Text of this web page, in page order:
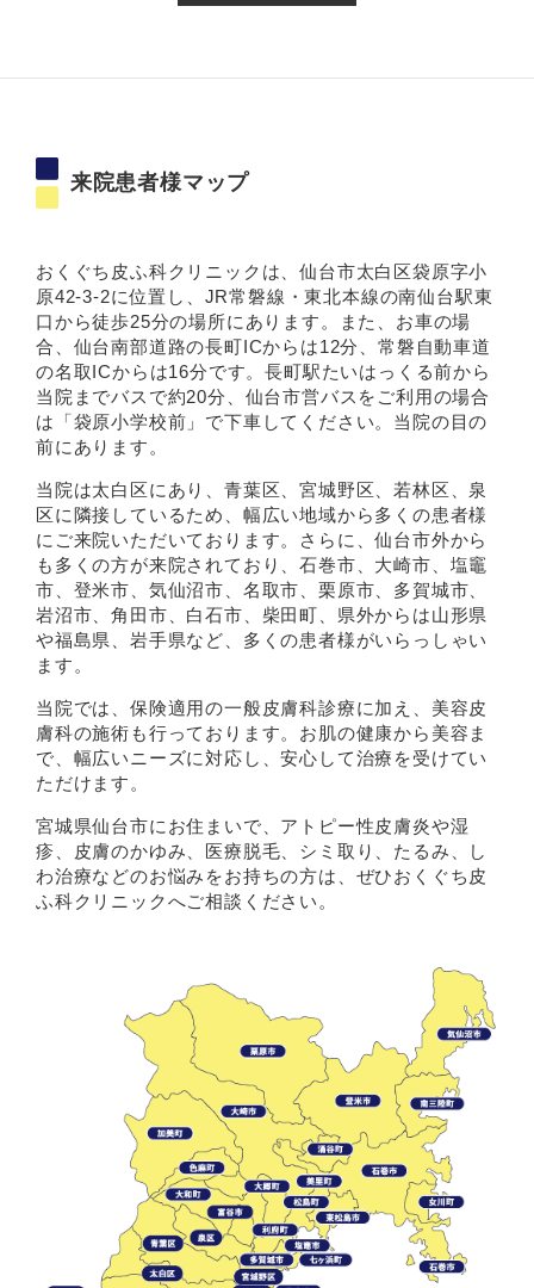
来院患者様マップ
おくぐち皮ふ科クリニックは、仙台市太白区袋原字小
原42-3-2に位置し、JR常磐線・東北本線の南仙台駅東
口から徒歩25分の場所にあります。また、お車の場
合、仙台南部道路の長町ICからは12分、常磐自動車道
の名取ICからは16分です。長町駅たいはっくる前から
当院までバスで約20分、仙台市営バスをご利用の場合
は「袋原小学校前」で下車してください。当院の目の
前にあります。
当院は太白区にあり、青葉区、宮城野区、若林区、泉
区に隣接しているため、幅広い地域から多くの患者様
にご来院いただいております。さらに、仙台市外から
も多くの方が来院されており、石巻市、大崎市、塩竈
市、登米市、気仙沼市、名取市、栗原市、多賀城市、
岩沼市、角田市、白石市、柴田町、県外からは山形県
や福島県、岩手県など、多くの患者様がいらっしゃい
ます。
当院では、保険適用の一般皮膚科診療に加え、美容皮
膚科の施術も行っております。お肌の健康から美容ま
で、幅広いニーズに対応し、安心して治療を受けてい
ただけます。
宮城県仙台市にお住まいで、アトピー性皮膚炎や湿
疹、皮膚のかゆみ、医療脱毛、シミ取り、たるみ、し
わ治療などのお悩みをお持ちの方は、ぜひおくぐち皮
ふ科クリニックへご相談ください。